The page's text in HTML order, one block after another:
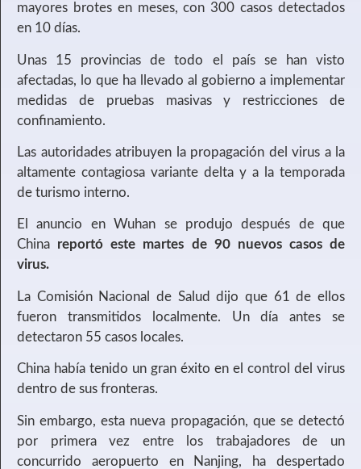
mayores brotes en meses, con 300 casos detectados
en 10 días.
Unas 15 provincias de todo el país se han visto
afectadas, lo que ha llevado al gobierno a implementar
medidas de pruebas masivas y restricciones de
confinamiento.
Las autoridades atribuyen la propagación del virus a la
altamente contagiosa variante delta y a la temporada
de turismo interno.
El anuncio en Wuhan se produjo después de que
China reportó este martes de 90 nuevos casos de
virus.
La Comisión Nacional de Salud dijo que 61 de ellos
fueron transmitidos localmente. Un día antes se
detectaron 55 casos locales.
China había tenido un gran éxito en el control del virus
dentro de sus fronteras.
Sin embargo, esta nueva propagación, que se detectó
por primera vez entre los trabajadores de un
concurrido aeropuerto en Nanjing, ha despertado